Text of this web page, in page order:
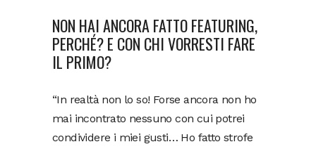
NON HAI ANCORA FATTO FEATURING,
PERCHÉ? E CON CHI VORRESTI FARE
IL PRIMO?
“In realtà non lo so! Forse ancora non ho
mai incontrato nessuno con cui potrei
condividere i miei gusti… Ho fatto strofe